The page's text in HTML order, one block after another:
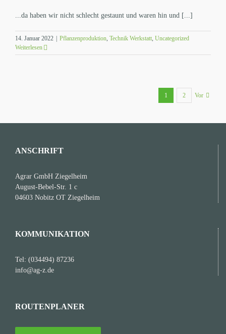
...da haben wir nicht schlecht gestaunt und waren hin und [...]
14. Januar 2022 Pflanzenproduktion, Technik Werkstatt, Uncategorized
Weiterlesen
1 2 Vor
ANSCHRIFT
Agrar GmbH Ziegelheim
August-Bebel-Str. 1 c
04603 Nobitz OT Ziegelheim
KOMMUNIKATION
Tel: (034494) 87236
info@ag-z.de
ROUTENPLANER